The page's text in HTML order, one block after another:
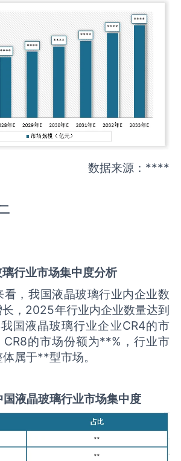
数据来源：****
行业市场集中度分析
看，我国液晶玻璃行业内企业数
，2025年行业内企业数量达到
国液晶玻璃行业企业CR4的市
的市场份额为**%，行业市
属于**型市场。
国液晶玻璃行业市场集中度